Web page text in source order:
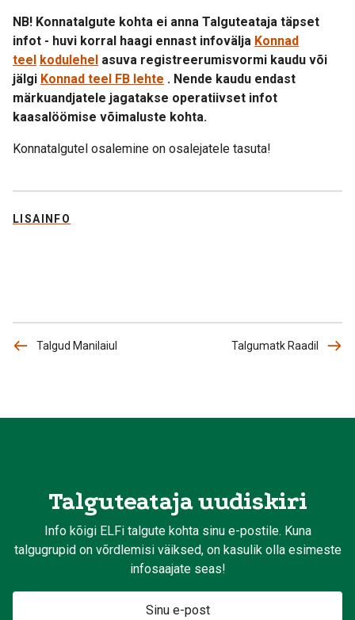
NB! Konnatalgute kohta ei anna Talguteataja täpset
infot - huvi korral haagi ennast infovälja Konnad
teel kodulehel asuva registreerumisvormi kaudu või
jälgi Konnad teel FB lehte . Nende kaudu endast
märkuandjatele jagatakse operatiivset infot
kaasalöömise võimaluste kohta.
Konnatalgutel osalemine on osalejatele tasuta!
LISAINFO
Talgud Manilaiul Talgumatk Raadil
Talguteataja uudiskiri
Info kõigi ELFi talgute kohta sinu e-postile. Kuna
talgugrupid on võrdlemisi väiksed, on kasulik olla esimeste
infosaajate seas!